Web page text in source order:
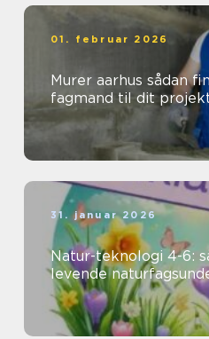
01. februar 2026
Murer aarhus sådan finder du den rette
fagmand til dit
31. januar 2026
Natur-teknologi 4-6:
levende